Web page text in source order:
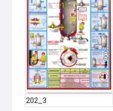
202_3